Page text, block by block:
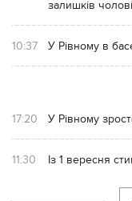
залишків
10:37 У Рівному в
17:20 У Рівному
11:30 Із 1 вересня